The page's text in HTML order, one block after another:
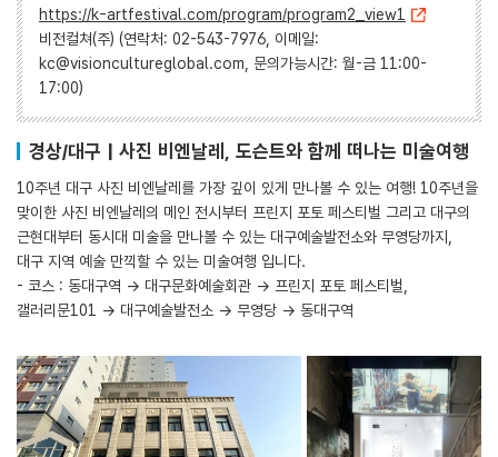
https://k-artfestival.com/program/program2_view1
비전컬쳐(주) (연락처: 02-543-7976, 이메일:
kc@visioncultureglobal.com, 문의가능시간: 월-금 11:00-
17:00)
경상/대구 | 사진 비엔날레, 도슨트와 함께 떠나는 미술여행
10주년 대구 사진 비엔날레를 가장 깊이 있게 만나볼 수 있는 여행! 10주년을
맞이한 사진 비엔날레의 메인 전시부터 프린지 포토 페스티벌 그리고 대구의
근현대부터 동시대 미술을 만나볼 수 있는 대구예술발전소와 무영당까지,
대구 지역 예술 만끽할 수 있는 미술여행 입니다.
- 코스 : 동대구역 → 대구문화예술회관 → 프린지 포토 페스티벌,
갤러리문101 → 대구예술발전소 → 무영당 → 동대구역